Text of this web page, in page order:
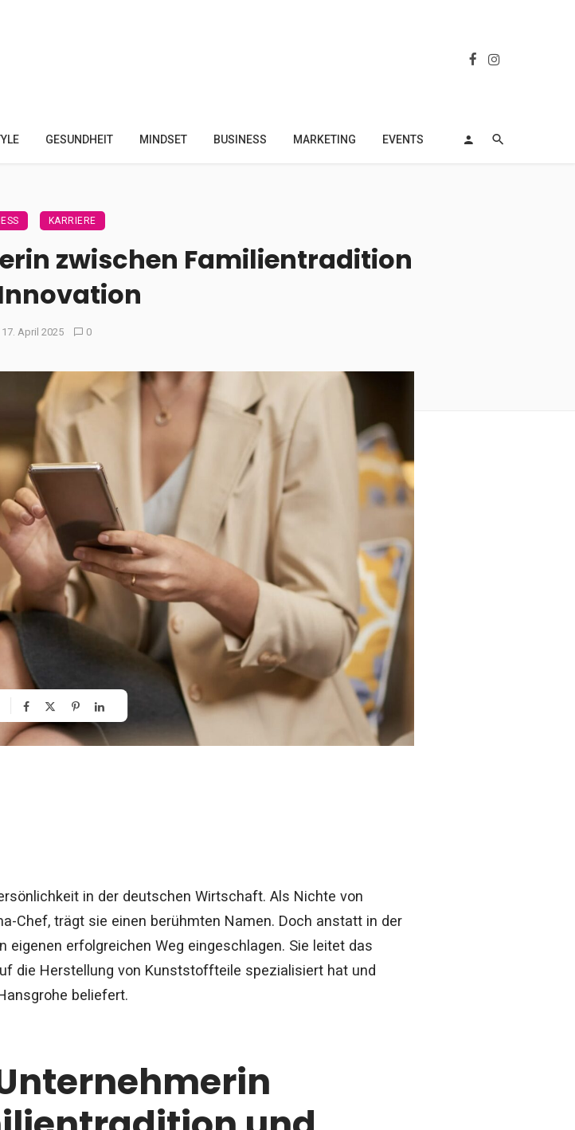
GESUNDHEIT MINDSET BUSINESS MARKETING EVENTS
KARRIERE
zwischen Familientradition
17. April 2025 0
in der deutschen Wirtschaft. Als Nichte von
Chef, trägt sie einen berühmten Namen. Doch anstatt in der
eigenen erfolgreichen Weg eingeschlagen. Sie leitet das
die Herstellung von Kunststoffteile spezialisiert hat und
beliefert.